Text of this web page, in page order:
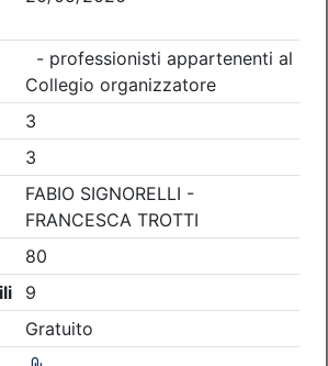
e Geometri Laureati della provincia di
ARRIVA UN CONTROLLO
DELLE ENTRATE SU UN